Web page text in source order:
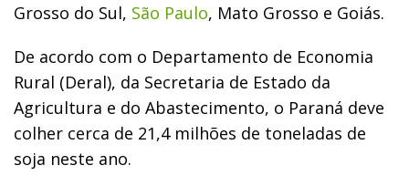
Grosso do Sul, São Paulo, Mato Grosso e Goiás.
De acordo com o Departamento de Economia
Rural (Deral), da Secretaria de Estado da
Agricultura e do Abastecimento, o Paraná deve
colher cerca de 21,4 milhões de toneladas de
soja neste ano.